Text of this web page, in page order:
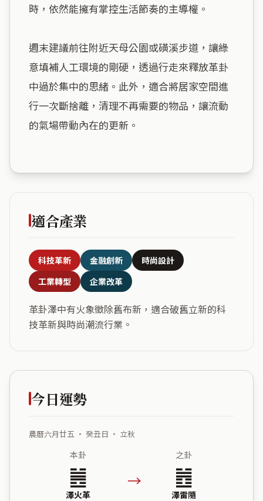
時，依然能擁有掌控生活節奏的主導權。
週末建議前往附近天母公園或磺溪步道，讓綠
意填補人工環境的剛硬，透過行走來釋放革卦
中過於集中的思緒。此外，適合將居家空間進
行一次斷捨離，清理不再需要的物品，讓流動
的氣場帶動內在的更新。
適合產業
科技革新 金融創新
時尚設計
工業轉型
企業改革
革卦澤中有火象徵除舊布新，適合破舊立新的科
技革新與時尚潮流行業。
今日運勢
農曆六月廿五 ・ 癸丑日 ・ 立秋
本卦
䷰
澤火革
→
之卦
䷐
澤雷隨